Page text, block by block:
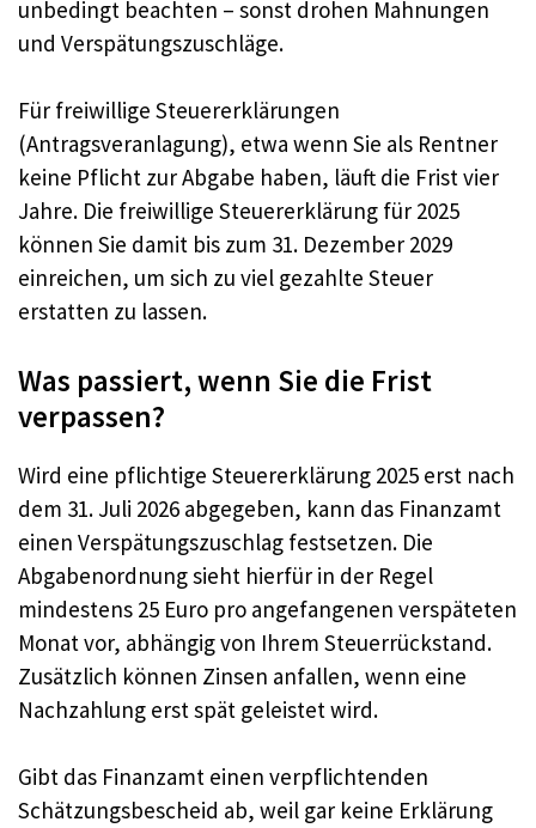
unbedingt beachten – sonst drohen Mahnungen
und Verspätungszuschläge.
Für freiwillige Steuererklärungen
(Antragsveranlagung), etwa wenn Sie als Rentner
keine Pflicht zur Abgabe haben, läuft die Frist vier
Jahre. Die freiwillige Steuererklärung für 2025
können Sie damit bis zum 31. Dezember 2029
einreichen, um sich zu viel gezahlte Steuer
erstatten zu lassen.
Was passiert, wenn Sie die Frist
verpassen?
Wird eine pflichtige Steuererklärung 2025 erst nach
dem 31. Juli 2026 abgegeben, kann das Finanzamt
einen Verspätungszuschlag festsetzen. Die
Abgabenordnung sieht hierfür in der Regel
mindestens 25 Euro pro angefangenen verspäteten
Monat vor, abhängig von Ihrem Steuerrückstand.
Zusätzlich können Zinsen anfallen, wenn eine
Nachzahlung erst spät geleistet wird.
Gibt das Finanzamt einen verpflichtenden
Schätzungsbescheid ab, weil gar keine Erklärung